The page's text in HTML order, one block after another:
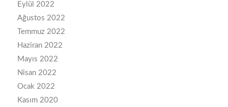
Eylül 2022
Ağustos 2022
Temmuz 2022
Haziran 2022
Mayıs 2022
Nisan 2022
Ocak 2022
Kasım 2020